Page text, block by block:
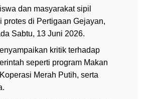
dan masyarakat sipil
protes di Pertigaan Gejayan,
Sabtu, 13 Juni 2026.
kritik terhadap
seperti program Makan
Merah Putih, serta